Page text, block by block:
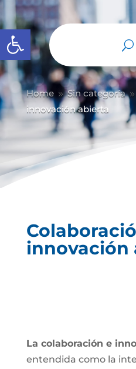
Abrir barra de herramientas
Home 9 Sin categoría 9
innovación abierta
innovación
La colaboración e
entendida como la